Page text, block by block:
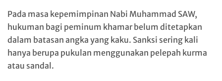
Pada masa kepemimpinan Nabi Muhammad SAW,
hukuman bagi peminum khamar belum ditetapkan
dalam batasan angka yang kaku. Sanksi sering kali
hanya berupa pukulan menggunakan pelepah kurma
atau sandal.